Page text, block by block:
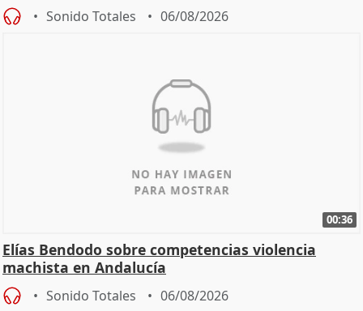
Sonido Totales 06/08/2026
00:36
Elías Bendodo sobre competencias violencia
machista en Andalucía
Sonido Totales 06/08/2026